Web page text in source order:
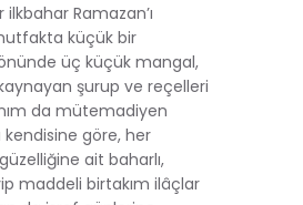
Ramazan’ı
küçük bir
üç küçük mangal,
şurup ve reçelleri
da mütemadiyen
kendisine göre, her
ait baharlı,
maddeli birtakım ilâçlar